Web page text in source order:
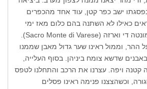
ישב כפר קטן, עוד אחד מהכפרים
כאילו לא השתנה בהם כלום מאז ימי
הביניים, ושמו סאקרו מונטה די וארזה (Sacro Monte di Varese).
ההר, וממול ראינו שער גדול מאבן שממנו
שדשא צומח ביניהן. בסוף העלייה,
קטנה ויפה. עצרנו את הרכב והתחלנו לטפס
וכשהצצנו פנימה ראינו פסלים